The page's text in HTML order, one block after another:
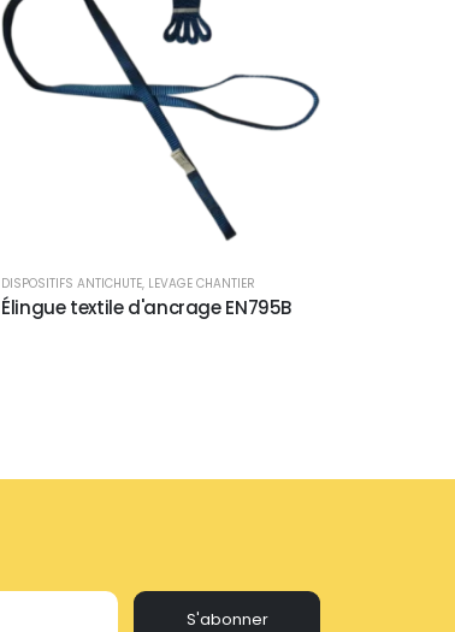
DISPOSITIFS ANTICHUTE, LEVAGE CHANTIER
Élingue textile d'ancrage EN795B
S'abonner